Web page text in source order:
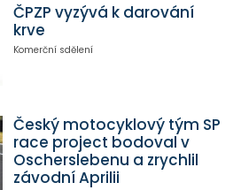
ČPZP vyzývá k darování
krve
Komerční sdělení
Český motocyklový tým SP
race project bodoval v
Oscherslebenu a zrychlil
závodní Aprilii